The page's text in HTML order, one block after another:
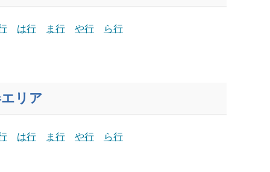
は行 ま行 や行
ら行
リア
は行 ま行 や行
ら行